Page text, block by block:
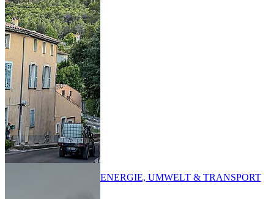
ENERGIE, UMWELT & TRANSPORT